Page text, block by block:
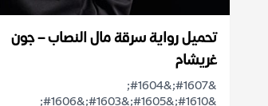
تحميل رواية سرقة مال النصاب – جون
غريشام
&#1607;&#1604;
&#1610;&#1605;&#1603;&#1606;